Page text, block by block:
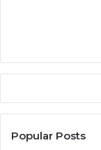
Popular Posts